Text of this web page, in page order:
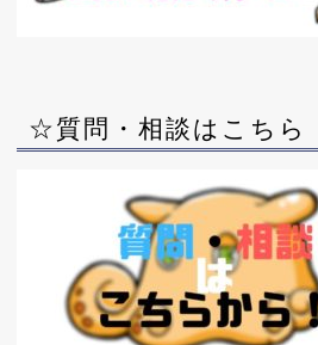
☆質問・相談はこちら